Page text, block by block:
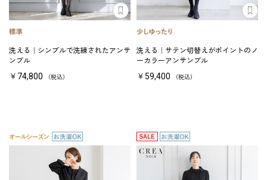
洗える｜シンプルで洗練されたアンサ
ンブル
￥74,800 （税込）
洗える｜サテン切替えがポイントのノ
ーカラーアンサンブル
￥59,400 （税込）